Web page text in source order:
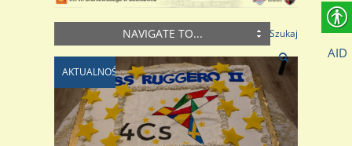
NAVIGATE TO... Szukaj
AKTUALNOŚCI
AID